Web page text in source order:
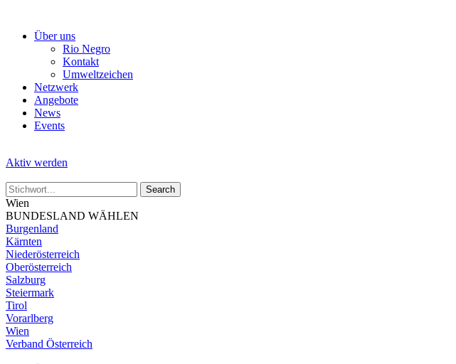
Über uns
Rio Negro
Kontakt
Umweltzeichen
Netzwerk
Angebote
News
Events
Aktiv werden
Wien
BUNDESLAND WÄHLEN
Burgenland
Kärnten
Niederösterreich
Oberösterreich
Salzburg
Steiermark
Tirol
Vorarlberg
Wien
Verband Österreich